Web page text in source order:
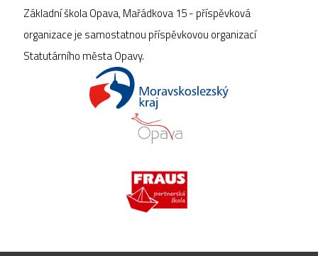
Základní škola Opava, Mařádkova 15 - příspěvková
organizace je samostatnou příspěvkovou organizací
Statutárního města Opavy.